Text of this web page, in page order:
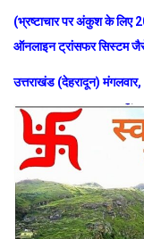
(भ्रष्टाचार पर अंकुश के लिए
ऑनलाइन ट्रांसफर सिस्टम जैसे
उत्तराखंड (देहरादून)